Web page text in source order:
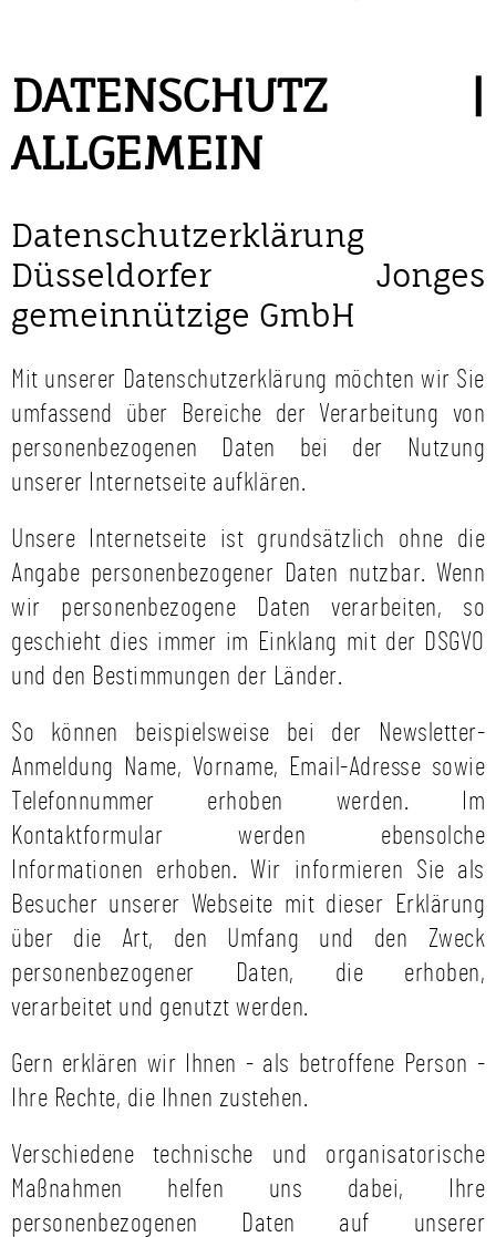
DATENSCHUTZ |
ALLGEMEIN
Datenschutzerklärung
Düsseldorfer Jonges
gemeinnützige GmbH
Mit unserer Datenschutzerklärung möchten wir Sie
umfassend über Bereiche der Verarbeitung von
personenbezogenen Daten bei der Nutzung
unserer Internetseite aufklären.
Unsere Internetseite ist grundsätzlich ohne die
Angabe personenbezogener Daten nutzbar. Wenn
wir personenbezogene Daten verarbeiten, so
geschieht dies immer im Einklang mit der DSGVO
und den Bestimmungen der Länder.
So können beispielsweise bei der Newsletter-
Anmeldung Name, Vorname, Email-Adresse sowie
Telefonnummer erhoben werden. Im
Kontaktformular werden ebensolche
Informationen erhoben. Wir informieren Sie als
Besucher unserer Webseite mit dieser Erklärung
über die Art, den Umfang und den Zweck
personenbezogener Daten, die erhoben,
verarbeitet und genutzt werden.
Gern erklären wir Ihnen - als betroffene Person -
Ihre Rechte, die Ihnen zustehen.
Verschiedene technische und organisatorische
Maßnahmen helfen uns dabei, Ihre
personenbezogenen Daten auf unserer